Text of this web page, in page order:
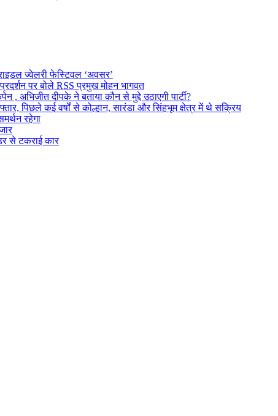
ज्वेलरी फेस्टिवल ‘अवसर’
पर बोले RSS प्रमुख मोहन भागवत
, अभिजीत दीपके ने बताया कौन से मुद्दे उठाएगी पार्टी?
पिछले कई वर्षों से कोल्हान, सारंडा और सिंहभूम क्षेत्र में थे सक्रिय
रहेगा
से टकराई कार